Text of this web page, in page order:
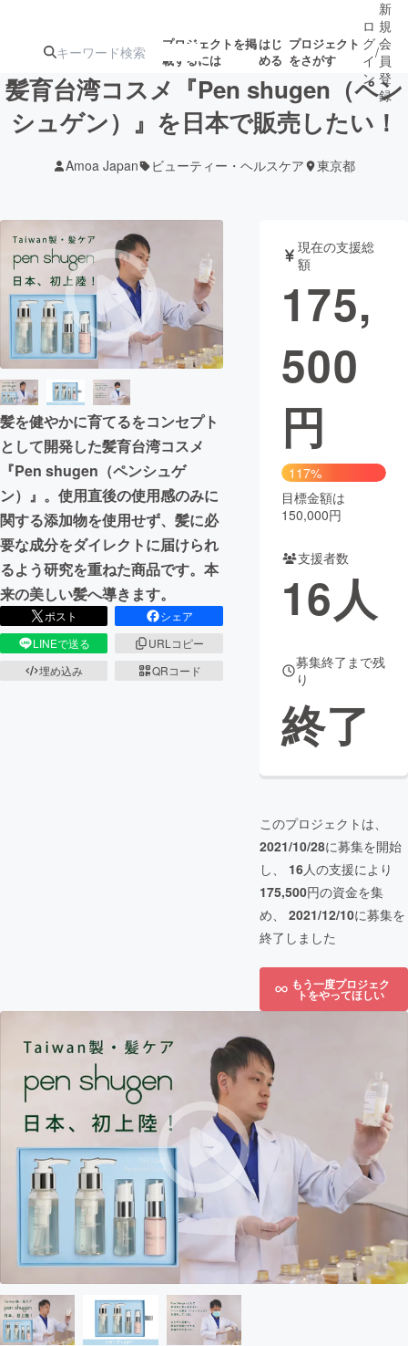
プロジェクトを掲
載するには
はじ
める
プロジェクト
をさがす
ターン
ジェクト
ロジェクト
もうすぐ公開
されます
アート・写真 音楽
テクノロジー・ガジェット ゲーム・サ
映像・映画
ビジネス・起業
まちづくり・地域活性化
CAMPFIRE for Social Good
CAMPFIRE Creation
CAMPFIREふるさと納税machi-ya コミュニティ
ロ
グ
イ
ン
/
新
規
会
員
登
録
髪育台湾コスメ『Pen shugen（ペン
シュゲン）』を日本で販売したい！
Amoa Japan ビューティー・ヘルスケア 東京都
髪を健やかに育てるをコンセプト
として開発した髪育台湾コスメ
『Pen shugen（ペンシュゲ
ン）』。使用直後の使用感のみに
関する添加物を使用せず、髪に必
要な成分をダイレクトに届けられ
るよう研究を重ねた商品です。本
来の美しい髪へ導きます。
ポスト
シェア
LINEで送る
URLコピー
埋め込み
QRコード
現在の支援総
額
175,
500
円
117%
目標金額は
150,000円
支援者数
16人
募集終了まで残
り
終了
このプロジェクトは、
2021/10/28に募集を開始
し、 16人の支援により
175,500円の資金を集
め、 2021/12/10に募集を
終了しました
もう一度プロジェク
トをやってほしい